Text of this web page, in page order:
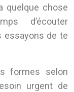
quelque chose
d’écouter
essayons de te
formes selon
urgent de